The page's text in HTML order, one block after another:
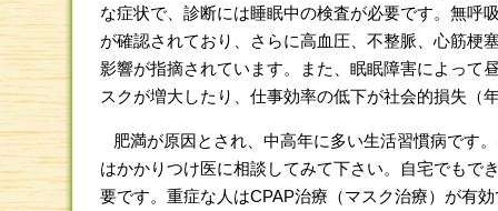
な症状で、診断には睡眠中の検査が必要です。無呼
が確認されており、さらに高血圧、不整脈、心筋梗
影響が指摘されています。また、眠眠障害によって
スクが増大したり、仕事効率の低下が社会的損失（
肥満が原因とされ、中高年に多い生活習慣病です
はかかりつけ医に相談してみて下さい。自宅でもで
要です。重症な人はCPAP治療（マスク治療）が有